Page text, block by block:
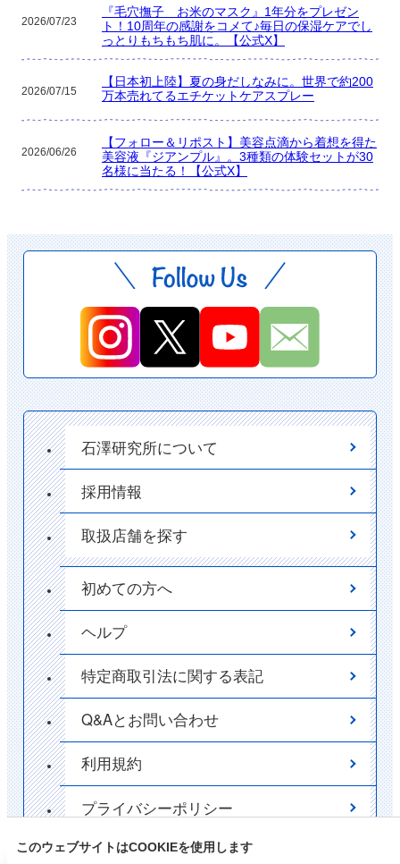
このウェブサイトはCOOKIEを使用します
2026/07/23
『毛穴撫子 お米のマスク』1年分をプレゼン
ト！10周年の感謝をコメて♪毎日の保湿ケアでし
っとりもちもち肌に。【公式X】
2026/07/15
【日本初上陸】夏の身だしなみに。世界で約200
万本売れてるエチケットケアスプレー
2026/06/26
【フォロー＆リポスト】美容点滴から着想を得た
美容液『ジアンプル』。3種類の体験セットが30
名様に当たる！【公式X】
石澤研究所について
採用情報
取扱店舗を探す
初めての方へ
ヘルプ
特定商取引法に関する表記
Q&Aとお問い合わせ
利用規約
プライバシーポリシー
ポイント